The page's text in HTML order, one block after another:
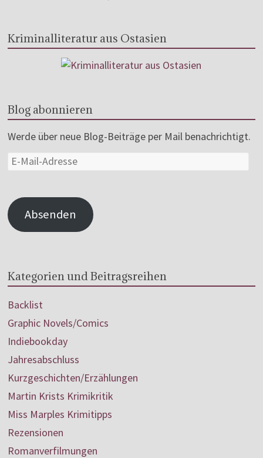
Kriminalliteratur aus Ostasien
Blog abonnieren
Werde über neue Blog-Beiträge per Mail benachrichtigt.
Absenden
Kategorien und Beitragsreihen
Backlist
Graphic Novels/Comics
Indiebookday
Jahresabschluss
Kurzgeschichten/Erzählungen
Martin Krists Krimikritik
Miss Marples Krimitipps
Rezensionen
Romanverfilmungen